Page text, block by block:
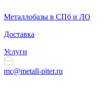
Металлобазы в СПб и ЛО
Доставка
Услуги
mc@metall-piter.ru